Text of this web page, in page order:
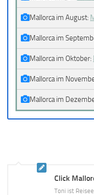
Mallorca im August:
Mallorca im
Mallorca im Oktober:
Mallorca im
Mallorca im
Click
Toni ist